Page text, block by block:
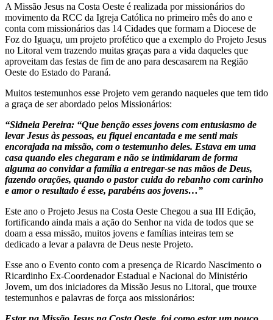
A Missão Jesus na Costa Oeste é realizada por missionários do
movimento da RCC da Igreja Católica no primeiro mês do ano e
conta com missionários das 14 Cidades que formam a Diocese de
Foz do Iguaçu, um projeto profético que a exemplo do Projeto Jesus
no Litoral vem trazendo muitas graças para a vida daqueles que
aproveitam das festas de fim de ano para descasarem na Região
Oeste do Estado do Paraná.
Muitos testemunhos esse Projeto vem gerando naqueles que tem tido
a graça de ser abordado pelos Missionários:
“Sidneia Pereira: “Que benção esses jovens com entusiasmo de
levar Jesus às pessoas, eu fiquei encantada e me senti mais
encorajada na missão, com o testemunho deles. Estava em uma
casa quando eles chegaram e não se intimidaram de forma
alguma ao convidar a família a entregar-se nas mãos de Deus,
fazendo orações, quando o pastor cuida do rebanho com carinho
e amor o resultado é esse, parabéns aos jovens…”
Este ano o Projeto Jesus na Costa Oeste Chegou a sua III Edição,
fortificando ainda mais a ação do Senhor na vida de todos que se
doam a essa missão, muitos jovens e famílias inteiras tem se
dedicado a levar a palavra de Deus neste Projeto.
Esse ano o Evento conto com a presença de Ricardo Nascimento o
Ricardinho Ex-Coordenador Estadual e Nacional do Ministério
Jovem, um dos iniciadores da Missão Jesus no Litoral, que trouxe
testemunhos e palavras de força aos missionários: